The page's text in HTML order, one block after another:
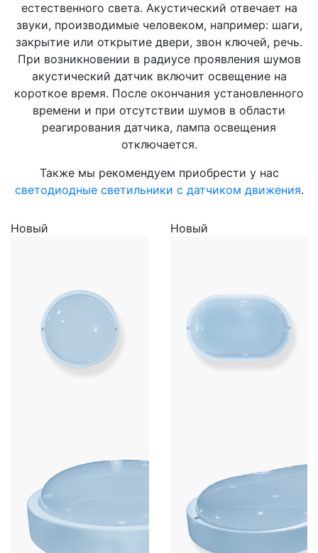
естественного света. Акустический отвечает на
звуки, производимые человеком, например: шаги,
закрытие или открытие двери, звон ключей, речь.
При возникновении в радиусе проявления шумов
акустический датчик включит освещение на
короткое время. После окончания установленного
времени и при отсутствии шумов в области
реагирования датчика, лампа освещения
отключается.
Также мы рекомендуем приобрести у нас
светодиодные светильники с датчиком движения.
Новый Новый